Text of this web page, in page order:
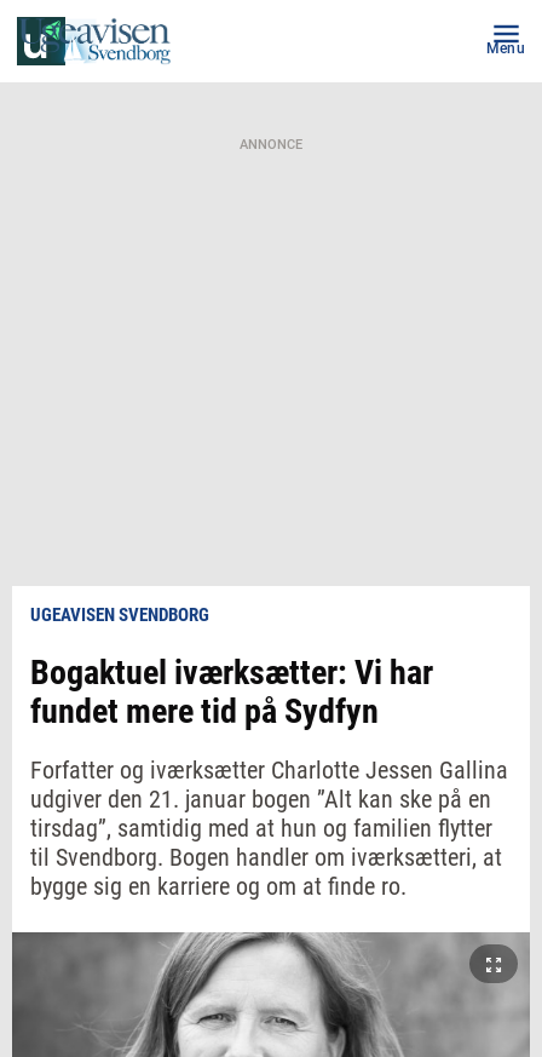
Menu
ANNONCE
UGEAVISEN SVENDBORG
Bogaktuel iværksætter: Vi har
fundet mere tid på Sydfyn
Forfatter og iværksætter Charlotte Jessen Gallina
udgiver den 21. januar bogen ”Alt kan ske på en
tirsdag”, samtidig med at hun og familien flytter
til Svendborg. Bogen handler om iværksætteri, at
bygge sig en karriere og om at finde ro.